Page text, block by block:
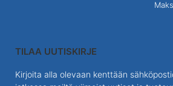
TILAA UUTISKIRJE
Kirjoita alla olevaan kenttään